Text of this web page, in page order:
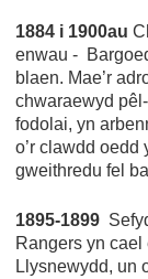
1884 i 1900au
enwau -
blaen. Mae’r
chwaraewyd
fodolai, yn
o’r clawdd oedd
gweithredu fel
1895-1899
Rangers yn
Llysnewydd, un